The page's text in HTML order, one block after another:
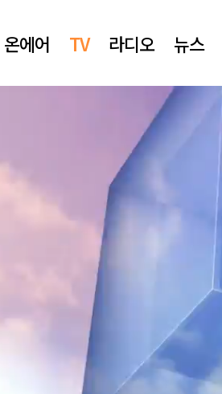
온에어 TV 라디오 뉴스